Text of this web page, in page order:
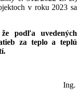
v roku 2023 sa
podľa uvedených
za teplo a teplú
Ing.